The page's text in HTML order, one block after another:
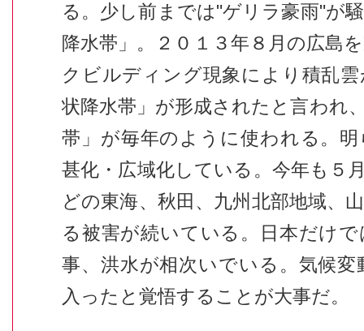
る。少し前までは"ゲリラ豪雨"が
降水帯」。２０１３年８月の広島
クビルディング現象により積乱
状降水帯」が形成されたと言われ
帯」が毎年のように使われる。
甚化・広域化している。今年も５
どの東海、秋田、九州北部地域、
る被害が続いている。日本だけ
事、洪水が相次いでいる。気候
入ったと覚悟することが大事だ。